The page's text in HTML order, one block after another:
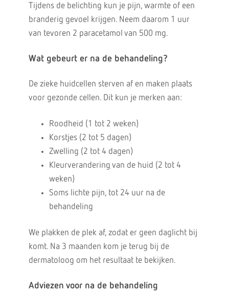
Tijdens de belichting kun je pijn, warmte of een
branderig gevoel krijgen. Neem daarom 1 uur
van tevoren 2 paracetamol van 500 mg.
Wat gebeurt er na de behandeling?
De zieke huidcellen sterven af en maken plaats
voor gezonde cellen. Dit kun je merken aan:
Roodheid (1 tot 2 weken)
Korstjes (2 tot 5 dagen)
Zwelling (2 tot 4 dagen)
Kleurverandering van de huid (2 tot 4
weken)
Soms lichte pijn, tot 24 uur na de
behandeling
We plakken de plek af, zodat er geen daglicht bij
komt. Na 3 maanden kom je terug bij de
dermatoloog om het resultaat te bekijken.
Adviezen voor na de behandeling